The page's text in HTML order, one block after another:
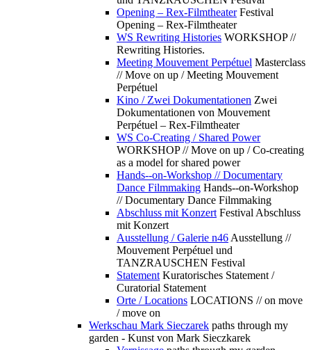
Opening – Rex-Filmtheater Festival
Opening – Rex-Filmtheater
WS Rewriting Histories WORKSHOP //
Rewriting Histories.
Meeting Mouvement Perpétuel Masterclass
// Move on up / Meeting Mouvement
Perpétuel
Kino / Zwei Dokumentationen Zwei
Dokumentationen von Mouvement
Perpétuel – Rex-Filmtheater
WS Co-Creating / Shared Power
WORKSHOP // Move on up / Co-creating
as a model for shared power
Hands--on-Workshop // Documentary
Dance Filmmaking Hands--on-Workshop
// Documentary Dance Filmmaking
Abschluss mit Konzert Festival Abschluss
mit Konzert
Ausstellung / Galerie n46 Ausstellung //
Mouvement Perpétuel und
TANZRAUSCHEN Festival
Statement Kuratorisches Statement /
Curatorial Statement
Orte / Locations LOCATIONS // on move
/ move on
Werkschau Mark Sieczarek paths through my
garden - Kunst von Mark Sieczkarek